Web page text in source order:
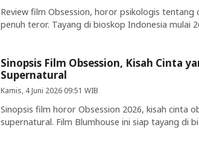
Review film Obsession, horor psikologis
penuh teror. Tayang di bioskop Indonesia mulai
Sinopsis Film Obsession, Kisah Cinta
Supernatural
Kamis, 4 Juni 2026 09:51 WIB
Sinopsis film horor Obsession 2026, kisah cinta
supernatural. Film Blumhouse ini siap tayang di